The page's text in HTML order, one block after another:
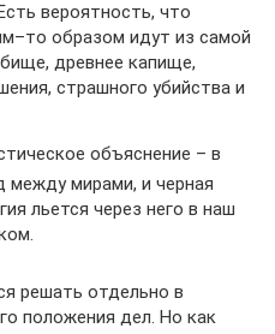
вероятность, что
образом идут из самой
древнее капище,
страшного убийства и
объяснение – в
мирами, и черная
льется через него в наш
решать отдельно в
положения дел. Но как